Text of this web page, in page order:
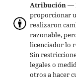
Atribución—
proporcionar
realizaron
razonable,
licenciador lo
Sin
legales o
otros a hacer